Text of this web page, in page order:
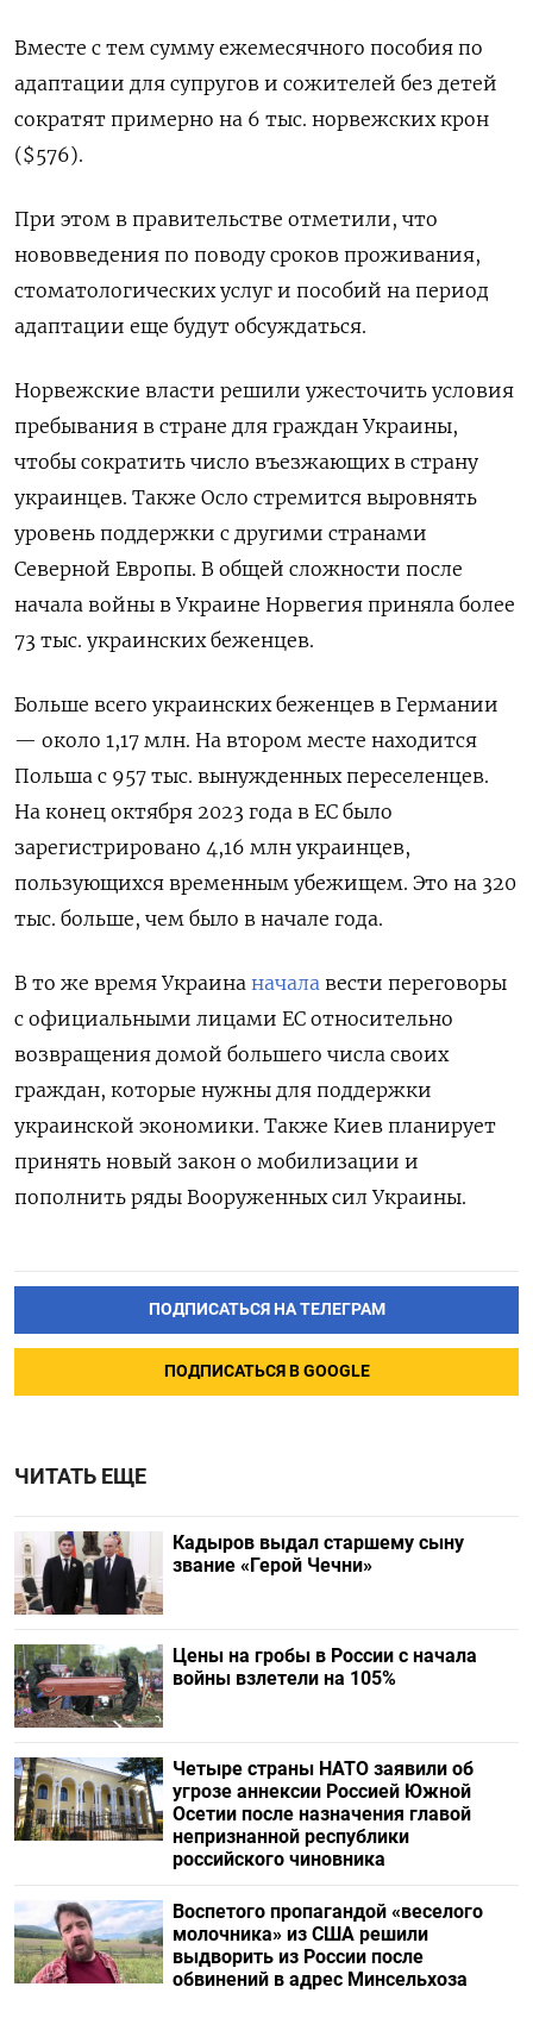
Вместе с тем сумму ежемесячного пособия по
адаптации для супругов и сожителей без детей
сократят примерно на 6 тыс. норвежских крон
($576).
При этом в правительстве отметили, что
нововведения по поводу сроков проживания,
стоматологических услуг и пособий на период
адаптации еще будут обсуждаться.
Норвежские власти решили ужесточить условия
пребывания в стране для граждан Украины,
чтобы сократить число въезжающих в страну
украинцев. Также Осло стремится выровнять
уровень поддержки с другими странами
Северной Европы. В общей сложности после
начала войны в Украине Норвегия приняла более
73 тыс. украинских беженцев.
Больше всего украинских беженцев в Германии
— около 1,17 млн. На втором месте находится
Польша с 957 тыс. вынужденных переселенцев.
На конец октября 2023 года в ЕС было
зарегистрировано 4,16 млн украинцев,
пользующихся временным убежищем. Это на 320
тыс. больше, чем было в начале года.
В то же время Украина начала вести переговоры
с официальными лицами ЕС относительно
возвращения домой большего числа своих
граждан, которые нужны для поддержки
украинской экономики. Также Киев планирует
принять новый закон о мобилизации и
пополнить ряды Вооруженных сил Украины.
ПОДПИСАТЬСЯ НА ТЕЛЕГРАМ
ПОДПИСАТЬСЯ В GOOGLE
ЧИТАТЬ ЕЩЕ
Кадыров выдал старшему сыну
звание «Герой Чечни»
Цены на гробы в России с начала
войны взлетели на 105%
Четыре страны НАТО заявили об
угрозе аннексии Россией Южной
Осетии после назначения главой
непризнанной республики
российского чиновника
Воспетого пропагандой «веселого
молочника» из США решили
выдворить из России после
обвинений в адрес Минсельхоза